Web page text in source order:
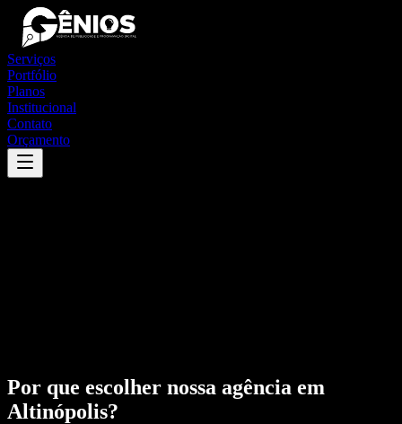
Serviços
Portfólio
Planos
Institucional
Contato
Orçamento
Por que escolher nossa agência em
Altinópolis?